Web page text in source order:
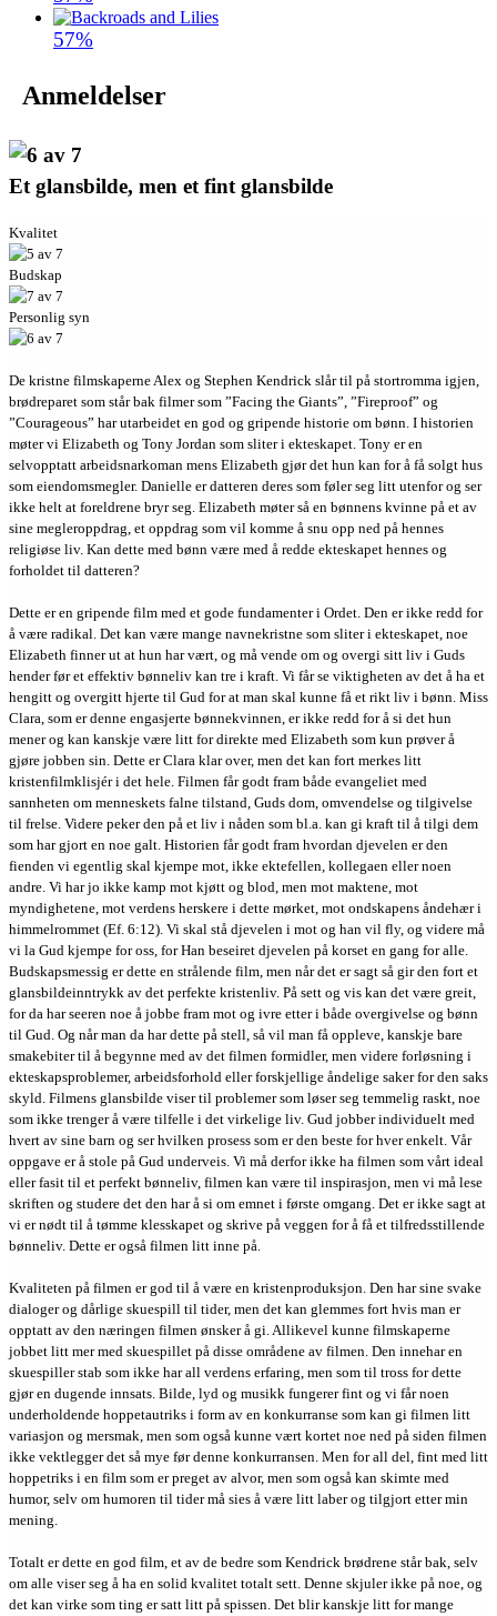
57%
Anmeldelser
Et glansbilde, men et fint glansbilde
Kvalitet
Budskap
Personlig syn
De kristne filmskaperne Alex og Stephen Kendrick slår til på stortromma igjen,
brødreparet som står bak filmer som ”Facing the Giants”, ”Fireproof” og
”Courageous” har utarbeidet en god og gripende historie om bønn. I historien
møter vi Elizabeth og Tony Jordan som sliter i ekteskapet. Tony er en
selvopptatt arbeidsnarkoman mens Elizabeth gjør det hun kan for å få solgt hus
som eiendomsmegler. Danielle er datteren deres som føler seg litt utenfor og ser
ikke helt at foreldrene bryr seg. Elizabeth møter så en bønnens kvinne på et av
sine megleroppdrag, et oppdrag som vil komme å snu opp ned på hennes
religiøse liv. Kan dette med bønn være med å redde ekteskapet hennes og
forholdet til datteren?
Dette er en gripende film med et gode fundamenter i Ordet. Den er ikke redd for
å være radikal. Det kan være mange navnekristne som sliter i ekteskapet, noe
Elizabeth finner ut at hun har vært, og må vende om og overgi sitt liv i Guds
hender før et effektiv bønneliv kan tre i kraft. Vi får se viktigheten av det å ha et
hengitt og overgitt hjerte til Gud for at man skal kunne få et rikt liv i bønn. Miss
Clara, som er denne engasjerte bønnekvinnen, er ikke redd for å si det hun
mener og kan kanskje være litt for direkte med Elizabeth som kun prøver å
gjøre jobben sin. Dette er Clara klar over, men det kan fort merkes litt
kristenfilmklisjér i det hele. Filmen får godt fram både evangeliet med
sannheten om menneskets falne tilstand, Guds dom, omvendelse og tilgivelse
til frelse. Videre peker den på et liv i nåden som bl.a. kan gi kraft til å tilgi dem
som har gjort en noe galt. Historien får godt fram hvordan djevelen er den
fienden vi egentlig skal kjempe mot, ikke ektefellen, kollegaen eller noen
andre. Vi har jo ikke kamp mot kjøtt og blod, men mot maktene, mot
myndighetene, mot verdens herskere i dette mørket, mot ondskapens åndehær i
himmelrommet (Ef. 6:12). Vi skal stå djevelen i mot og han vil fly, og videre må
vi la Gud kjempe for oss, for Han beseiret djevelen på korset en gang for alle.
Budskapsmessig er dette en strålende film, men når det er sagt så gir den fort et
glansbildeinntrykk av det perfekte kristenliv. På sett og vis kan det være greit,
for da har seeren noe å jobbe fram mot og ivre etter i både overgivelse og bønn
til Gud. Og når man da har dette på stell, så vil man få oppleve, kanskje bare
smakebiter til å begynne med av det filmen formidler, men videre forløsning i
ekteskapsproblemer, arbeidsforhold eller forskjellige åndelige saker for den saks
skyld. Filmens glansbilde viser til problemer som løser seg temmelig raskt, noe
som ikke trenger å være tilfelle i det virkelige liv. Gud jobber individuelt med
hvert av sine barn og ser hvilken prosess som er den beste for hver enkelt. Vår
oppgave er å stole på Gud underveis. Vi må derfor ikke ha filmen som vårt ideal
eller fasit til et perfekt bønneliv, filmen kan være til inspirasjon, men vi må lese
skriften og studere det den har å si om emnet i første omgang. Det er ikke sagt at
vi er nødt til å tømme klesskapet og skrive på veggen for å få et tilfredsstillende
bønneliv. Dette er også filmen litt inne på.
Kvaliteten på filmen er god til å være en kristenproduksjon. Den har sine svake
dialoger og dårlige skuespill til tider, men det kan glemmes fort hvis man er
opptatt av den næringen filmen ønsker å gi. Allikevel kunne filmskaperne
jobbet litt mer med skuespillet på disse områdene av filmen. Den innehar en
skuespiller stab som ikke har all verdens erfaring, men som til tross for dette
gjør en dugende innsats. Bilde, lyd og musikk fungerer fint og vi får noen
underholdende hoppetautriks i form av en konkurranse som kan gi filmen litt
variasjon og mersmak, men som også kunne vært kortet noe ned på siden filmen
ikke vektlegger det så mye før denne konkurransen. Men for all del, fint med litt
hoppetriks i en film som er preget av alvor, men som også kan skimte med
humor, selv om humoren til tider må sies å være litt laber og tilgjort etter min
mening.
Totalt er dette en god film, et av de bedre som Kendrick brødrene står bak, selv
om alle viser seg å ha en solid kvalitet totalt sett. Denne skjuler ikke på noe, og
det kan virke som ting er satt litt på spissen. Det blir kanskje litt for mange